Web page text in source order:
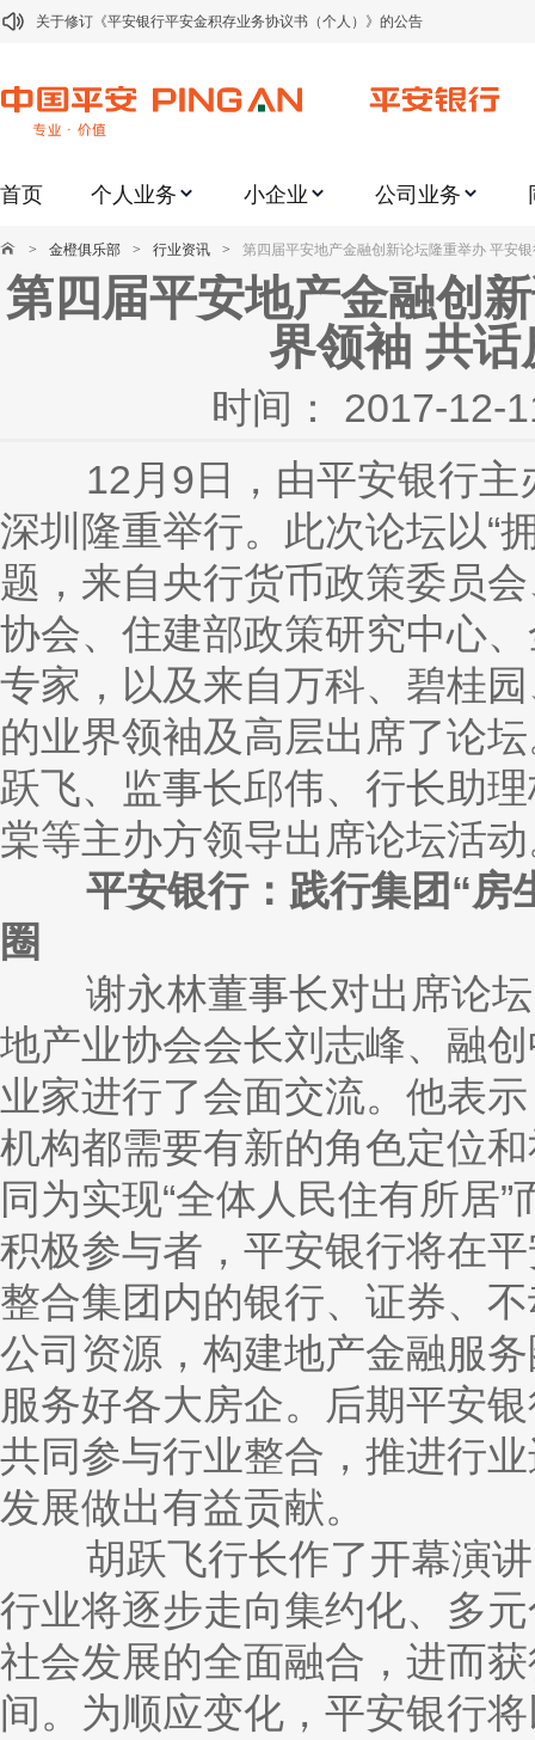
关于修订《平安银行平安金积存业务协议书（个人）》的公告
关于2021年劳动节期间代理贵金属业务风险提示的通知
关于加强代理贵金属业务风险防范的提示
关于进一步加强代理贵金属业务风险防范的提示
关于加强代理贵金属业务风险防范的提示
关于平安银行电子版信用卡更名为平安银行数字信用卡的公告
关于调整存量首套住房贷款利率的公告
首页 个人业务 小企业 公司业务
> 金橙俱乐部 > 行业资讯 > 第四届平安地产金融创新论坛隆重举办 平安
第四届平安地产金融创
界领袖 共
时间： 2017-12-
12月 9日，由平安银行
深圳隆重举行。此次论坛以“
题，来自央行货币政策委员
协会、住建部政策研究中心
专家，以及来自万科、碧桂
的业界领袖及高层出席了论
跃飞、监事长邱伟、行长助
棠等主办方领导出席论坛活
平安银行：践行集团“房
圈
谢永林董事长对出席论坛
地产业协会会长刘志峰、融
业家进行了会面交流。他表
机构都需要有新的角色定位
同为实现“全体人民住有所居
积极参与者，平安银行将在
整合集团内的银行、证券、
公司资源，构建地产金融服
服务好各大房企。后期平安
共同参与行业整合，推进行
发展做出有益贡献。
胡跃飞行长作了开幕演讲
行业将逐步走向集约化、多
社会发展的全面融合，进而
间。为顺应变化，平安银行